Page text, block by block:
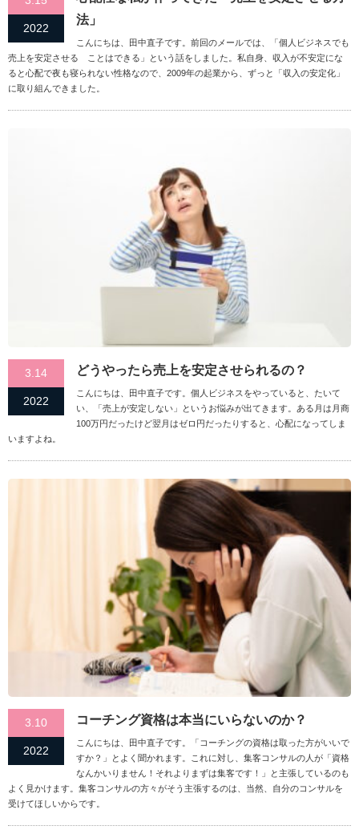
2022
法」
こんにちは、田中直子です。前回のメールでは、「個人ビジネスでも
売上を安定させる ことはできる」という話をしました。私自身、収入が不安定にな
ると心配で夜も寝られない性格なので、2009年の起業から、ずっと「収入の安定化」
に取り組んできました。
3.14
2022
どうやったら売上を安定させられるの？
こんにちは、田中直子です。個人ビジネスをやっていると、たいて
い、「売上が安定しない」というお悩みが出てきます。ある月は月商
100万円だったけど翌月はゼロ円だったりすると、心配になってしま
いますよね。
3.10
2022
コーチング資格は本当にいらないのか？
こんにちは、田中直子です。「コーチングの資格は取った方がいいで
すか？」とよく聞かれます。これに対し、集客コンサルの人が「資格
なんかいりません！それよりまずは集客です！」と主張しているのも
よく見かけます。集客コンサルの方々がそう主張するのは、当然、自分のコンサルを
受けてほしいからです。